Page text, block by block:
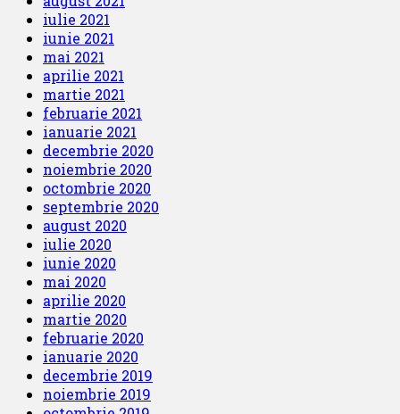
iulie 2021
iunie 2021
mai 2021
aprilie 2021
martie 2021
februarie 2021
ianuarie 2021
decembrie 2020
noiembrie 2020
octombrie 2020
septembrie 2020
august 2020
iulie 2020
iunie 2020
mai 2020
aprilie 2020
martie 2020
februarie 2020
ianuarie 2020
decembrie 2019
noiembrie 2019